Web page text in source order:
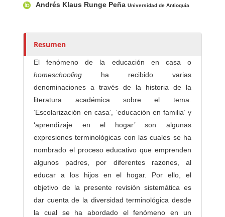
o
Andrés Klaus Runge PeñaUniversidad de Antioquia
Resumen
El fenómeno de la educación en casa o
homeschooling ha recibido varias
denominaciones a través de la historia de la
literatura académica sobre el tema.
‘Escolarización en casa’, ‘educación en familia’ y
‘aprendizaje en el hogar’ son algunas
expresiones terminológicas con las cuales se ha
nombrado el proceso educativo que emprenden
algunos padres, por diferentes razones, al
educar a los hijos en el hogar. Por ello, el
objetivo de la presente revisión sistemática es
dar cuenta de la diversidad terminológica desde
la cual se ha abordado el fenómeno en un